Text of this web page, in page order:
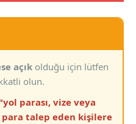
açık olduğu için lütfen
olun.
parası, vize veya
talep eden kişilere